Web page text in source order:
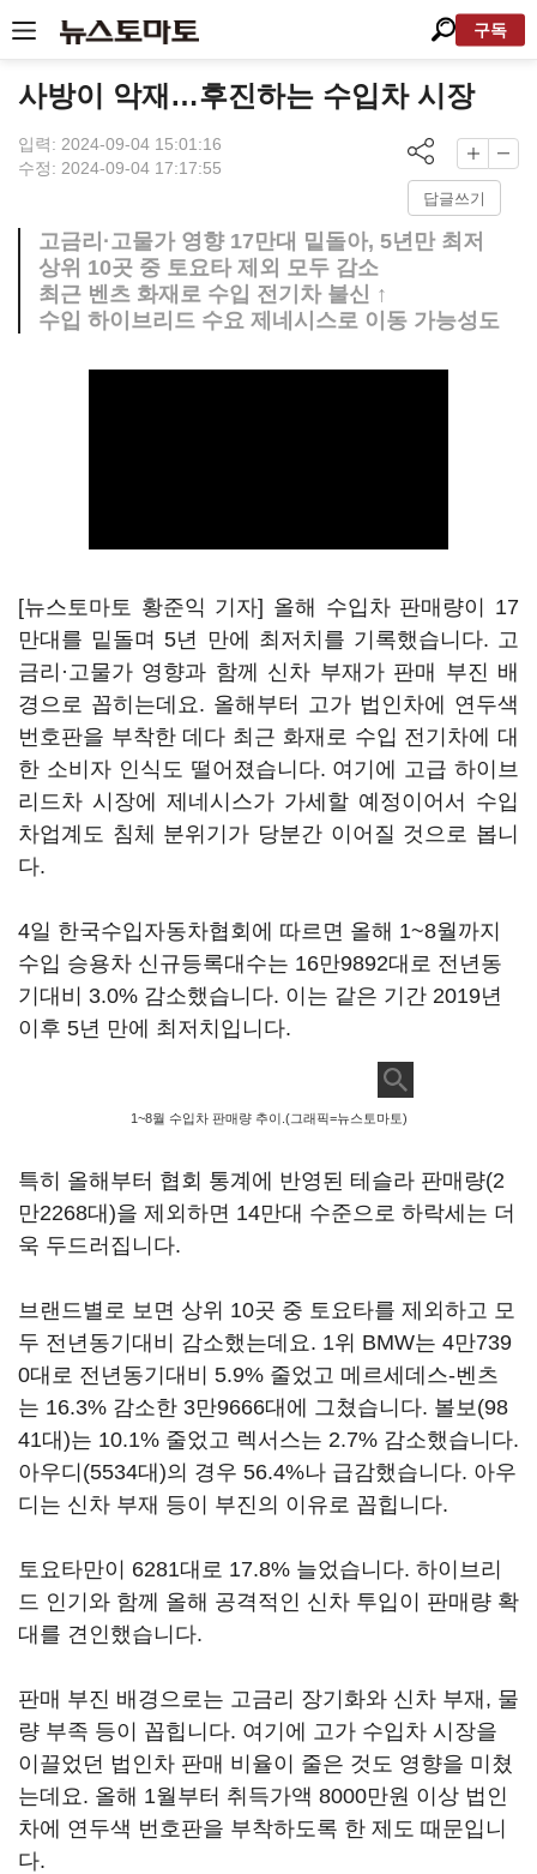
구독
사방이 악재…후진하는 수입차 시장
입력: 2024-09-04 15:01:16
수정: 2024-09-04 17:17:55
답글쓰기
고금리·고물가 영향 17만대 밑돌아, 5년만 최저
상위 10곳 중 토요타 제외 모두 감소
최근 벤츠 화재로 수입 전기차 불신 ↑
수입 하이브리드 수요 제네시스로 이동 가능성도
[뉴스토마토 황준익 기자] 올해 수입차 판매량이 17
만대를 밑돌며 5년 만에 최저치를 기록했습니다. 고
금리·고물가 영향과 함께 신차 부재가 판매 부진 배
경으로 꼽히는데요. 올해부터 고가 법인차에 연두색
번호판을 부착한 데다 최근 화재로 수입 전기차에 대
한 소비자 인식도 떨어졌습니다. 여기에 고급 하이브
리드차 시장에 제네시스가 가세할 예정이어서 수입
차업계도 침체 분위기가 당분간 이어질 것으로 봅니
다.
4일 한국수입자동차협회에 따르면 올해 1~8월까지
수입 승용차 신규등록대수는 16만9892대로 전년동
기대비 3.0% 감소했습니다. 이는 같은 기간 2019년
이후 5년 만에 최저치입니다.
1~8월 수입차 판매량 추이.(그래픽=뉴스토마토)
특히 올해부터 협회 통계에 반영된 테슬라 판매량(2
만2268대)을 제외하면 14만대 수준으로 하락세는 더
욱 두드러집니다.
브랜드별로 보면 상위 10곳 중 토요타를 제외하고 모
두 전년동기대비 감소했는데요. 1위 BMW는 4만739
0대로 전년동기대비 5.9% 줄었고 메르세데스-벤츠
는 16.3% 감소한 3만9666대에 그쳤습니다. 볼보(98
41대)는 10.1% 줄었고 렉서스는 2.7% 감소했습니다.
아우디(5534대)의 경우 56.4%나 급감했습니다. 아우
디는 신차 부재 등이 부진의 이유로 꼽힙니다.
토요타만이 6281대로 17.8% 늘었습니다. 하이브리
드 인기와 함께 올해 공격적인 신차 투입이 판매량 확
대를 견인했습니다.
판매 부진 배경으로는 고금리 장기화와 신차 부재, 물
량 부족 등이 꼽힙니다. 여기에 고가 수입차 시장을
이끌었던 법인차 판매 비율이 줄은 것도 영향을 미쳤
는데요. 올해 1월부터 취득가액 8000만원 이상 법인
차에 연두색 번호판을 부착하도록 한 제도 때문입니
다.